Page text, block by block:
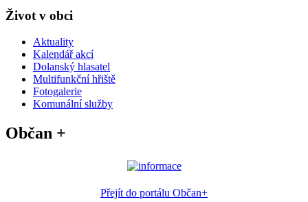
Život v obci
Aktuality
Kalendář akcí
Dolanský hlasatel
Multifunkční hřiště
Fotogalerie
Komunální služby
Občan +
Přejít do portálu Občan+